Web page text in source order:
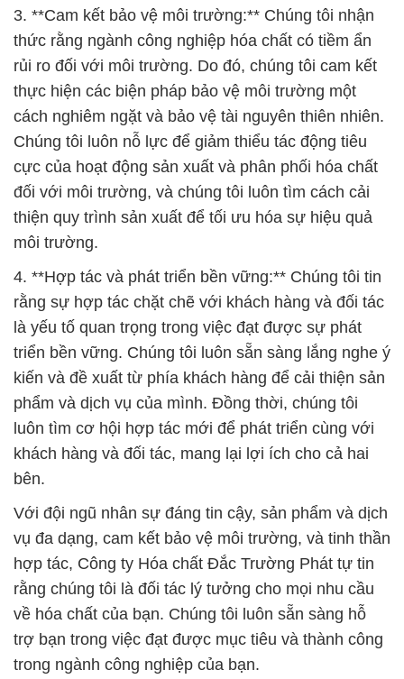
cách nghiêm ngặt và bảo vệ tài nguyên thiên nhiên.
Chúng tôi luôn nỗ lực để giảm thiểu tác động tiêu
cực của hoạt động sản xuất và phân phối hóa chất
đối với môi trường, và chúng tôi luôn tìm cách cải
thiện quy trình sản xuất để tối ưu hóa sự hiệu quả
môi trường.
4. **Hợp tác và phát triển bền vững:** Chúng tôi tin
rằng sự hợp tác chặt chẽ với khách hàng và đối tác
là yếu tố quan trọng trong việc đạt được sự phát
triển bền vững. Chúng tôi luôn sẵn sàng lắng nghe ý
kiến và đề xuất từ phía khách hàng để cải thiện sản
phẩm và dịch vụ của mình. Đồng thời, chúng tôi
luôn tìm cơ hội hợp tác mới để phát triển cùng với
khách hàng và đối tác, mang lại lợi ích cho cả hai
bên.
Với đội ngũ nhân sự đáng tin cậy, sản phẩm và dịch
vụ đa dạng, cam kết bảo vệ môi trường, và tinh thần
hợp tác, Công ty Hóa chất Đắc Trường Phát tự tin
rằng chúng tôi là đối tác lý tưởng cho mọi nhu cầu
về hóa chất của bạn. Chúng tôi luôn sẵn sàng hỗ
trợ bạn trong việc đạt được mục tiêu và thành công
trong ngành công nghiệp của bạn.
# Công ty thương mại π cung cấp Hóa Chất Phụ
Gia Thực Phẩm Hóa chất Sorbidex Dạng Lỏng —
Sorbitol
# Địa chỉ bán & cung ứng Hóa Chất Phụ Gia Thực